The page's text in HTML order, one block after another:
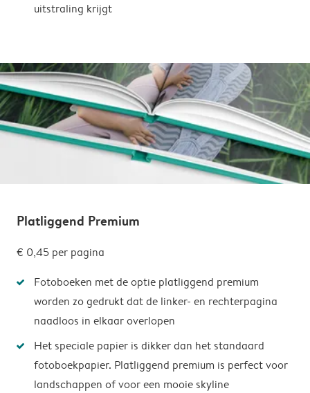
uitstraling krijgt
Platliggend Premium
€ 0,45 per pagina
Fotoboeken met de optie platliggend premium
worden zo gedrukt dat de linker- en rechterpagina
naadloos in elkaar overlopen
Het speciale papier is dikker dan het standaard
fotoboekpapier. Platliggend premium is perfect voor
landschappen of voor een mooie skyline